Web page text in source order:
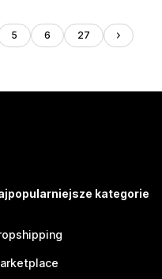
5 6 27
kategorie